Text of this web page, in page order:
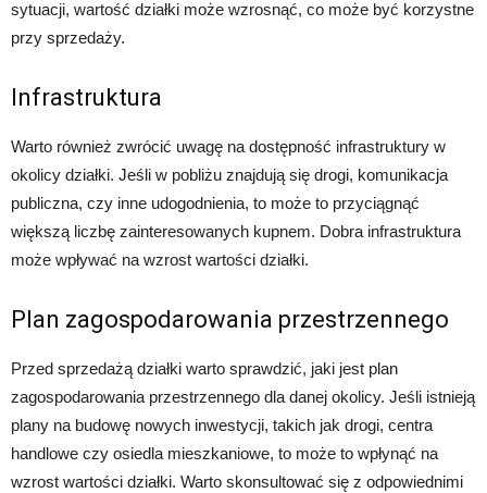
sytuacji, wartość działki może wzrosnąć, co może być korzystne
przy sprzedaży.
Infrastruktura
Warto również zwrócić uwagę na dostępność infrastruktury w
okolicy działki. Jeśli w pobliżu znajdują się drogi, komunikacja
publiczna, czy inne udogodnienia, to może to przyciągnąć
większą liczbę zainteresowanych kupnem. Dobra infrastruktura
może wpływać na wzrost wartości działki.
Plan zagospodarowania przestrzennego
Przed sprzedażą działki warto sprawdzić, jaki jest plan
zagospodarowania przestrzennego dla danej okolicy. Jeśli istnieją
plany na budowę nowych inwestycji, takich jak drogi, centra
handlowe czy osiedla mieszkaniowe, to może to wpłynąć na
wzrost wartości działki. Warto skonsultować się z odpowiednimi